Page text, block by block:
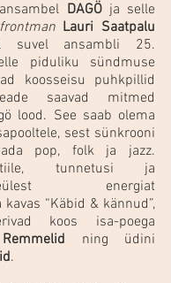
DAGÖ ja selle
frontman Lauri Saatpalu
suvel ansambli 25.
piduliku sündmuse
koosseisu puhkpillid
saavad mitmed
lood. See saab olema
sest sünkrooni
pop, folk ja jazz.
tunnetusi ja
energiat
“Käbid & kännud”,
Remmelid ning üdini
.